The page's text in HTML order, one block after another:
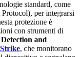
standard, come
per integrarsi
protezione è
con strumenti di
and
, che monitorano